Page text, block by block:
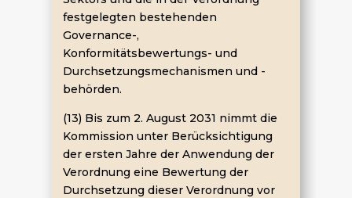
festgelegten bestehenden
Governance-,
Konformitätsbewertungs- und
Durchsetzungsmechanismen und -
behörden.
(13) Bis zum 2. August 2031 nimmt die
Kommission unter Berücksichtigung
der ersten Jahre der Anwendung der
Verordnung eine Bewertung der
Durchsetzung dieser Verordnung vor